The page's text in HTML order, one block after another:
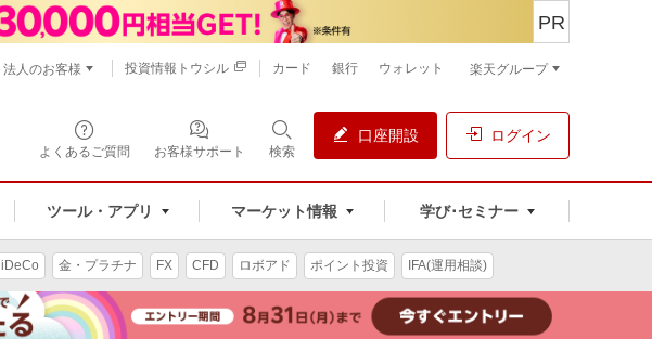
よくあるご質問 お客様サポート 検索
口座開設 ログイン
ツール・アプリ マーケット情報 学び･セミナー
PR
法人のお客様 投資情報トウシル カード 銀行 ウォレット 楽天グループ
iDeCo 金・プラチナ FX CFD ロボアド ポイント投資 IFA(運用相談)